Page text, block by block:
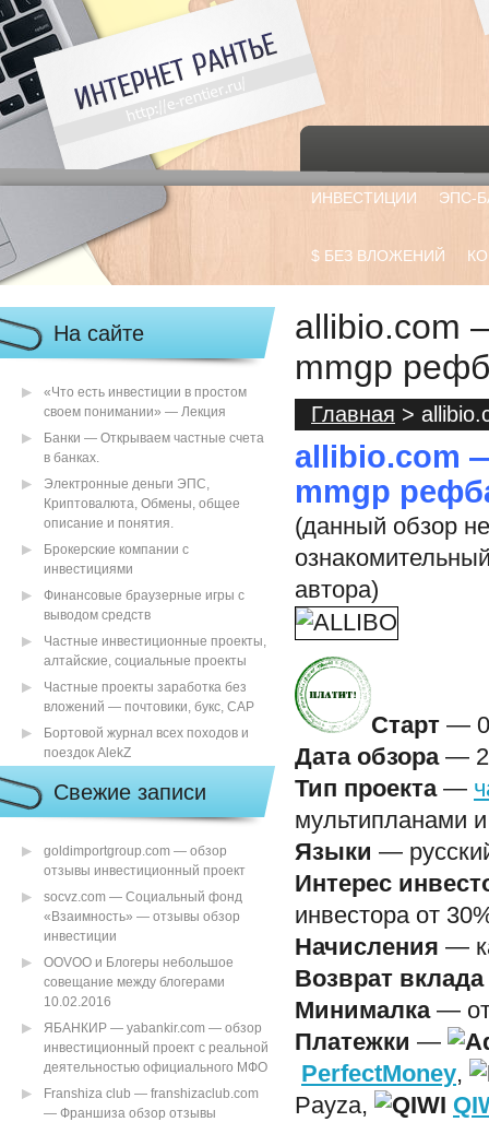
ИНВЕСТИЦИИ ЭПС-
$ БЕЗ ВЛОЖЕНИЙ
На сайте
«Что есть инвестиции в простом
своем понимании» — Лекция
Банки — Открываем частные счета
в банках.
Электронные деньги ЭПС,
Криптовалюта, Обмены, общее
описание и понятия.
Брокерские компании с
инвестициями
Финансовые браузерные игры с
выводом средств
Частные инвестиционные проекты,
алтайские, социальные проекты
Частные проекты заработка без
вложений — почтовики, букс, САР
Бортовой журнал всех походов и
поездок AlekZ
Свежие записи
goldimportgroup.com — обзор
отзывы инвестиционный проект
socvz.com — Социальный фонд
«Взаимность» — отзывы обзор
инвестиции
OOVOO и Блогеры небольшое
совещание между блогерами
10.02.2016
ЯБАНКИР — yabankir.com — обзор
инвестиционный проект с реальной
деятельностью официального МФО
Franshiza club — franshizaclub.com
— Франшиза обзор отзывы
allibio.com
mmgp
Главная >
allibio.com
mmgp
(данный обзор
автора)
Старт —
Дата обзора—
Тип проекта—
мультипланами
Языки —
Интерес
инвестора от
Начисления —
Возврат вклада
Минималка—
Платежки —
PerfectMoney,
Payza,